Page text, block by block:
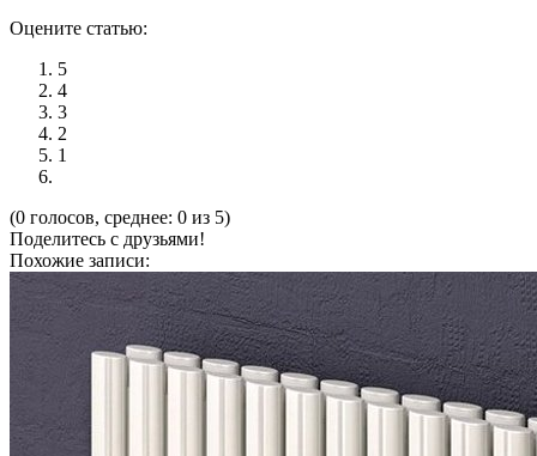
Оцените статью:
5
4
3
2
1
(0 голосов, среднее: 0 из 5)
Поделитесь с друзьями!
Похожие записи: